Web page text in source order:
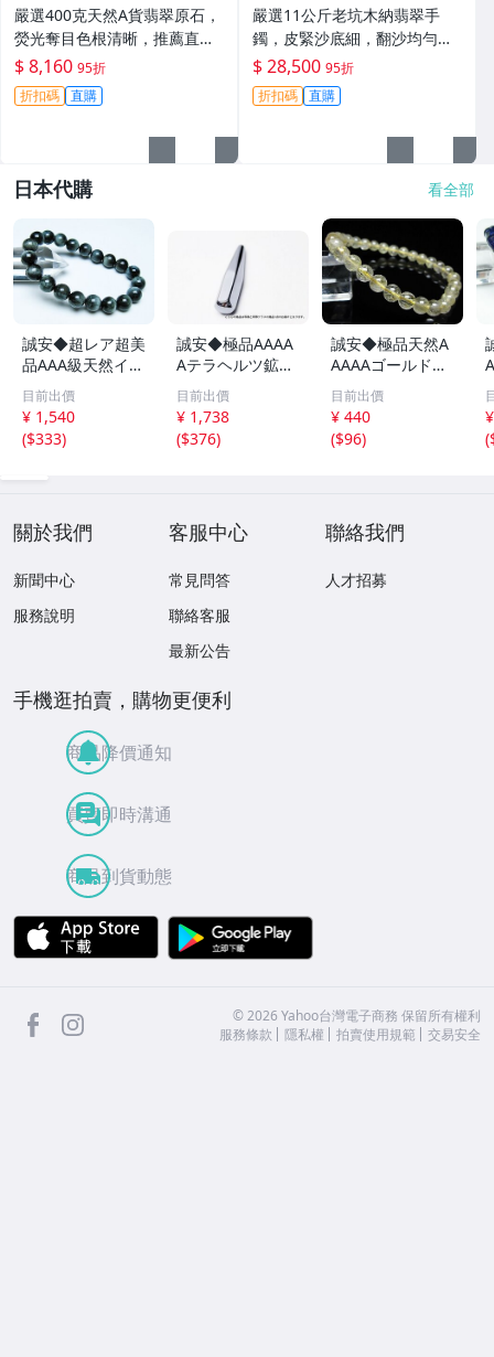
嚴選400克天然A貨翡翠原石，
熒光奪目色根清晰，推薦直接
把玩與雕刻，支持私人訂制取
件 翡翠原石 天然A貨 熒光翡翠
$ 8,160 95折
折扣碼 直購
嚴選11公斤老坑木納翡翠手
鐲，皮緊沙底細，翻沙均勻，
適合收藏家鐲#翡翠 手鐲 玉石
$ 28,500 95折
折扣碼 直購
日本代購 看全部
誠安◆超レア超美
品AAA級天然イー
グルアイブレスレ
ット 10mm [T15
6-6923]
目前出價
¥ 1,540
($333)
誠安◆極品AAAA
Aテラヘルツ鉱石
マッサージ棒サイ
ズ：小[T557-215
1]
目前出價
¥ 1,738
($376)
誠安◆極品天然A
AAAAゴールドタ
イチンルチルブレ
スレット 6mm [T
171-7937]
目前出價
¥ 440
($96)
(
關於我們
新聞中心
服務說明
客服中心
常見問答
聯絡客服
最新公告
聯絡我們
人才招募
手機逛拍賣，購物更便利
商品降價通知
買賣即時溝通
商品到貨動態
APP Store
facebook ©2026 Yahoo台灣電子商務 保留所有權利
服務條款
隱私權 拍賣使用規範 交易安全